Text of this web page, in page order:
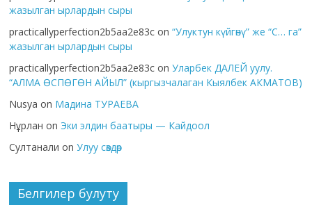
жазылган ырлардын сыры
practicallyperfection2b5aa2e83c on“Улуктун күйгөнү” же “С… га”
жазылган ырлардын сыры
practicallyperfection2b5aa2e83c onУларбек ДАЛЕЙ уулу.
“АЛМА ӨСПӨГӨН АЙЫЛ” (кыргызчалаган Кыялбек АКМАТОВ)
Nusya on Мадина ТУРАЕВА
Нұрлан on Эки элдин баатыры — Кайдоол
Султанали onУлуу сөздөр
Белгилер булуту